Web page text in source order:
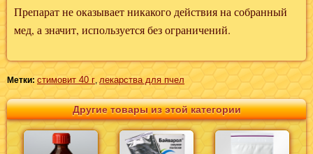
Препарат не оказывает никакого действия на собранный
мед, а значит, используется без ограничений.
Метки: стимовит 40 г, лекарства для пчел
Другие товары из этой категории